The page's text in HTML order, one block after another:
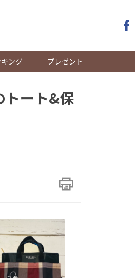
ング プレゼント
トート&保